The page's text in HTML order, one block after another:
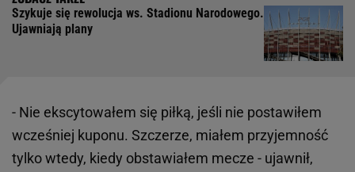
Szykuje się rewolucja ws. Stadionu Narodowego.
Ujawniają plany
- Nie ekscytowałem się piłką, jeśli nie postawiłem
wcześniej kuponu. Szczerze, miałem przyjemność
tylko wtedy, kiedy obstawiałem mecze - ujawnił,